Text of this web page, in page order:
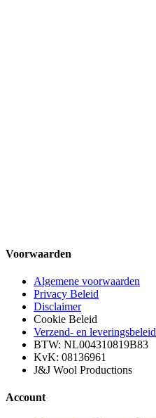
Voorwaarden
Algemene voorwaarden
Privacy Beleid
Disclaimer
Cookie Beleid
Verzend- en leveringsbeleid
BTW: NL004310819B83
KvK: 08136961
J&J Wool Productions
Account